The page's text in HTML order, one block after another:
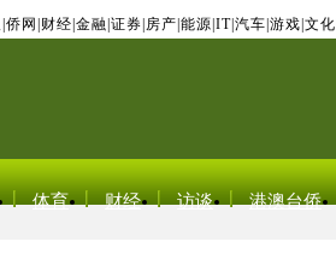
侨网 财经 金融 证券 房产 能源 IT| 汽车 游戏 文化
体育 财经 访谈 港澳台侨